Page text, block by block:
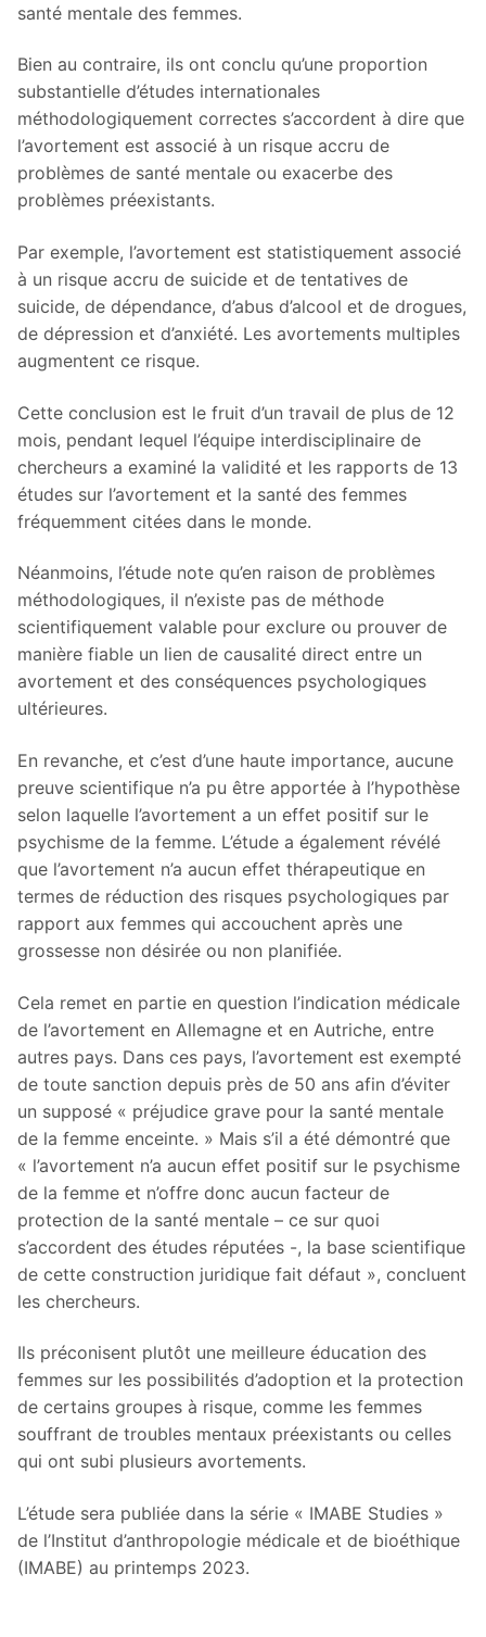
santé mentale des femmes.
Bien au contraire, ils ont conclu qu’une proportion
substantielle d’études internationales
méthodologiquement correctes s’accordent à dire que
l’avortement est associé à un risque accru de
problèmes de santé mentale ou exacerbe des
problèmes préexistants.
Par exemple, l’avortement est statistiquement associé
à un risque accru de suicide et de tentatives de
suicide, de dépendance, d’abus d’alcool et de drogues,
de dépression et d’anxiété. Les avortements multiples
augmentent ce risque.
Cette conclusion est le fruit d’un travail de plus de 12
mois, pendant lequel l’équipe interdisciplinaire de
chercheurs a examiné la validité et les rapports de 13
études sur l’avortement et la santé des femmes
fréquemment citées dans le monde.
Néanmoins, l’étude note qu’en raison de problèmes
méthodologiques, il n’existe pas de méthode
scientifiquement valable pour exclure ou prouver de
manière fiable un lien de causalité direct entre un
avortement et des conséquences psychologiques
ultérieures.
En revanche, et c’est d’une haute importance, aucune
preuve scientifique n’a pu être apportée à l’hypothèse
selon laquelle l’avortement a un effet positif sur le
psychisme de la femme. L’étude a également révélé
que l’avortement n’a aucun effet thérapeutique en
termes de réduction des risques psychologiques par
rapport aux femmes qui accouchent après une
grossesse non désirée ou non planifiée.
Cela remet en partie en question l’indication médicale
de l’avortement en Allemagne et en Autriche, entre
autres pays. Dans ces pays, l’avortement est exempté
de toute sanction depuis près de 50 ans afin d’éviter
un supposé « préjudice grave pour la santé mentale
de la femme enceinte. » Mais s’il a été démontré que
« l’avortement n’a aucun effet positif sur le psychisme
de la femme et n’offre donc aucun facteur de
protection de la santé mentale – ce sur quoi
s’accordent des études réputées -, la base scientifique
de cette construction juridique fait défaut », concluent
les chercheurs.
Ils préconisent plutôt une meilleure éducation des
femmes sur les possibilités d’adoption et la protection
de certains groupes à risque, comme les femmes
souffrant de troubles mentaux préexistants ou celles
qui ont subi plusieurs avortements.
L’étude sera publiée dans la série « IMABE Studies »
de l’Institut d’anthropologie médicale et de bioéthique
(IMABE) au printemps 2023.